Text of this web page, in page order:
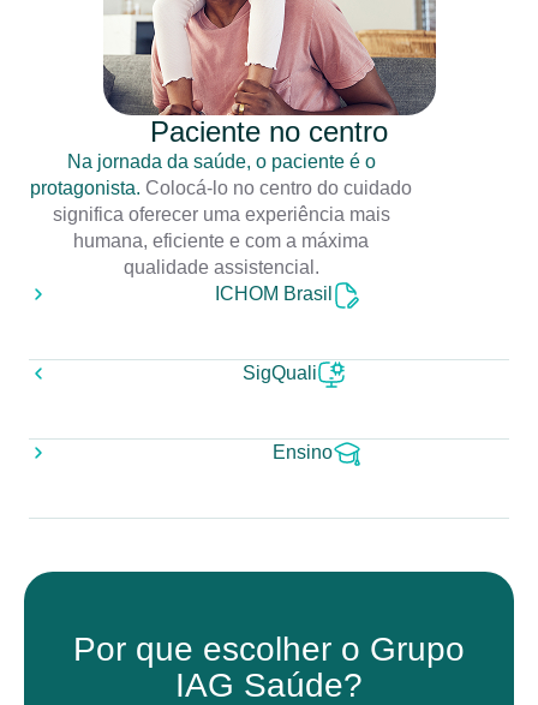
Paciente no centro
Na jornada da saúde, o paciente é o
protagonista. Colocá-lo no centro do cuidado
significa oferecer uma experiência mais
humana, eficiente e com a máxima
qualidade assistencial.
ICHOM Brasil
SigQuali
Ensino
Por que escolher o Grupo
IAG Saúde?